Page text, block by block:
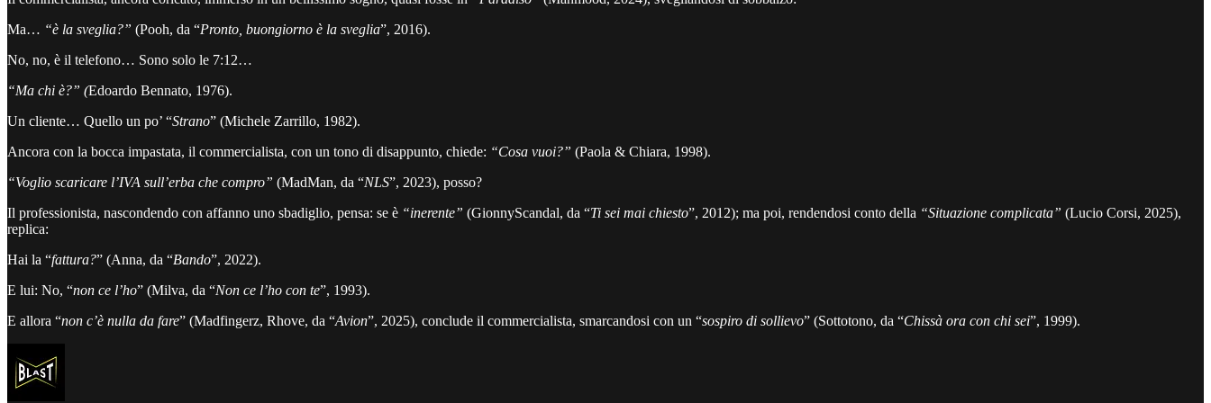
Ma… “è la sveglia?” (Pooh, da “Pronto, buongiorno è la sveglia”, 2016).
No, no, è il telefono… Sono solo le 7:12…
“Ma chi è?” (Edoardo Bennato, 1976).
Un cliente… Quello un po’ “Strano” (Michele Zarrillo, 1982).
Ancora con la bocca impastata, il commercialista, con un tono di disappunto, chiede: “Cosa vuoi?” (Paola & Chiara, 1998).
“Voglio scaricare l’IVA sull’erba che compro” (MadMan, da “NLS”, 2023), posso?
Il professionista, nascondendo con affanno uno sbadiglio, pensa: se è “inerente” (GionnyScandal, da “Ti sei mai chiesto”, 2012); ma poi, rendendosi conto della “Situazione complicata” (Lucio Corsi, 2025),
replica:
Hai la “fattura?” (Anna, da “Bando”, 2022).
E lui: No, “non ce l’ho” (Milva, da “Non ce l’ho con te”, 1993).
E allora “non c’è nulla da fare” (Madfingerz, Rhove, da “Avion”, 2025), conclude il commercialista, smarcandosi con un “sospiro di sollievo” (Sottotono, da “Chissà ora con chi sei”, 1999).